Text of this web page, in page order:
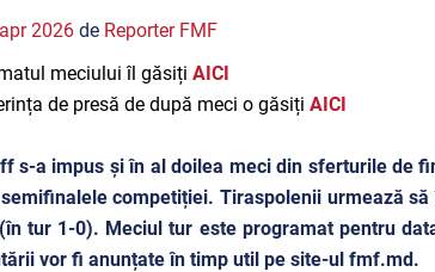
2026de Reporter FMF
meciului îl găsiți AICI
de presă de după meci o găsiți AICI
s-a impus și în al doilea meci din sferturile de
competiției. Tiraspolenii urmează
tur 1-0). Meciul tur este programat pentru
vor fi anunțate în timp util pe site-ul fmf.md.